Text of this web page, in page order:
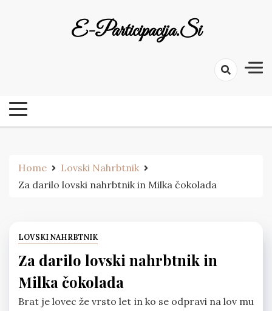
E-Participacija.si
Home
Lovski Nahrbtnik
Za darilo lovski nahrbtnik in Milka čokolada
LOVSKI NAHRBTNIK
Za darilo lovski nahrbtnik in
Milka čokolada
Brat je lovec že vrsto let in ko se odpravi na lov mu